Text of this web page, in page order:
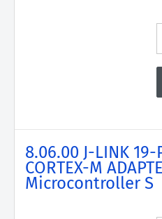
8.06.00 J-LINK 19-
CORTEX-M
Microcontroller S